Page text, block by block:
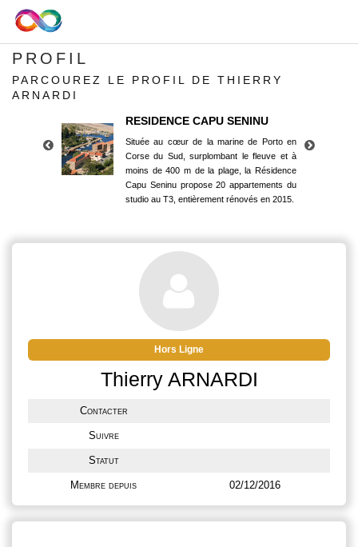
PROFIL
PARCOUREZ LE PROFIL DE THIERRY
ARNARDI
RESIDENCE CAPU SENINU
Située au cœur de la marine de Porto en
Corse du Sud, surplombant le fleuve et à
moins de 400 m de la plage, la Résidence
Capu Seninu propose 20 appartements du
studio au T3, entièrement rénovés en 2015.
Corse du Sud, surplombant le fleuve et à
moins de 400 m de la plage, la Résidence
Capu Seninu propose 20 appartements du
studio au T3, entièrement rénovés en 2015.
Hors Ligne
Thierry ARNARDI
Contacter
Suivre
Statut
Membre depuis 02/12/2016